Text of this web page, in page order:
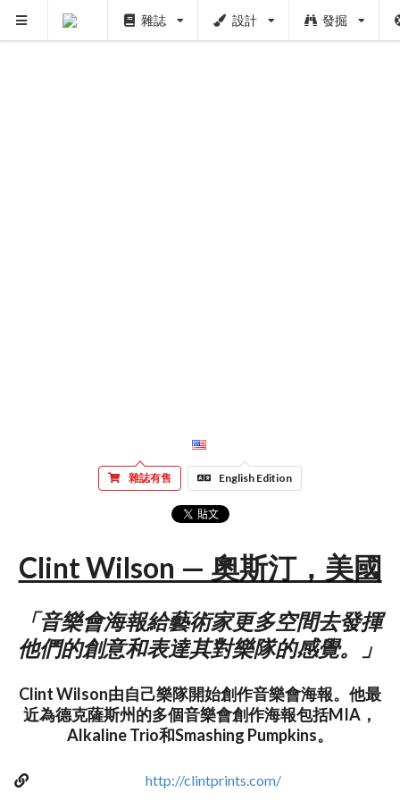
雜誌 設計 發掘
雜誌有售 English Edition
Clint Wilson — 奧斯汀，美國
「音樂會海報給藝術家更多空間去發揮
他們的創意和表達其對樂隊的感覺。」
Clint Wilson由自己樂隊開始創作音樂會海報。他最
近為德克薩斯州的多個音樂會創作海報包括MIA，
Alkaline Trio和Smashing Pumpkins。
http://clintprints.com/